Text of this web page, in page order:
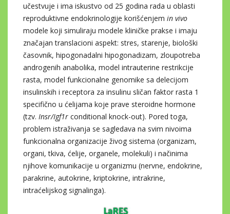
učestvuje i ima iskustvo od 25 godina rada u oblasti
reproduktivne endokrinologije korišćenjem in vivo
modele koji simuliraju modele kliničke prakse i imaju
značajan translacioni aspekt: stres, starenje, biološki
časovnik, hipogonadalni hipogonadizam, zloupotreba
androgenih anabolika, model intrauterine restrikcije
rasta, model funkcionalne genomike sa delecijom
insulinskih i receptora za insulinu sličan faktor rasta 1
specifično u ćelijama koje prave steroidne hormone
(tzv. Insr/Igf1r conditional knock-out). Pored toga,
problem istraživanja se sagledava na svim nivoima
funkcionalna organizacije živog sistema (organizam,
organi, tkiva, ćelije, organele, molekuli) i načinima
njihove komunikacije u organizmu (nervne, endokrine,
parakrine, autokrine, kriptokrine, intrakrine,
intraćelijskog signalinga).